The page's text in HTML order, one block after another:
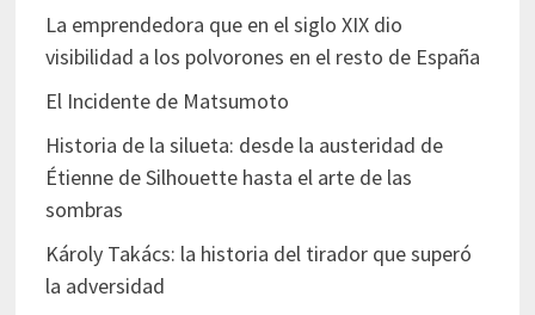
La emprendedora que en el siglo XIX dio
visibilidad a los polvorones en el resto de España
El Incidente de Matsumoto
Historia de la silueta: desde la austeridad de
Étienne de Silhouette hasta el arte de las
sombras
Károly Takács: la historia del tirador que superó
la adversidad